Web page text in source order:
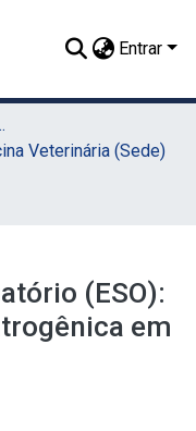
Entrar
- UFRPE (Sede)
Veterinária (Sede)
(ESO):
em